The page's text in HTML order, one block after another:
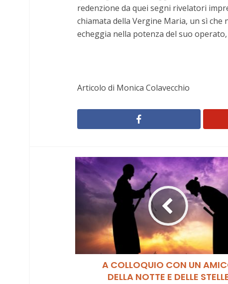
redenzione da quei segni rivelatori
chiamata della Vergine Maria, un sì
echeggia nella potenza del suo
Articolo di Monica Colavecchio
A COLLOQUIO CON UN
DELLA NOTTE E DELLE